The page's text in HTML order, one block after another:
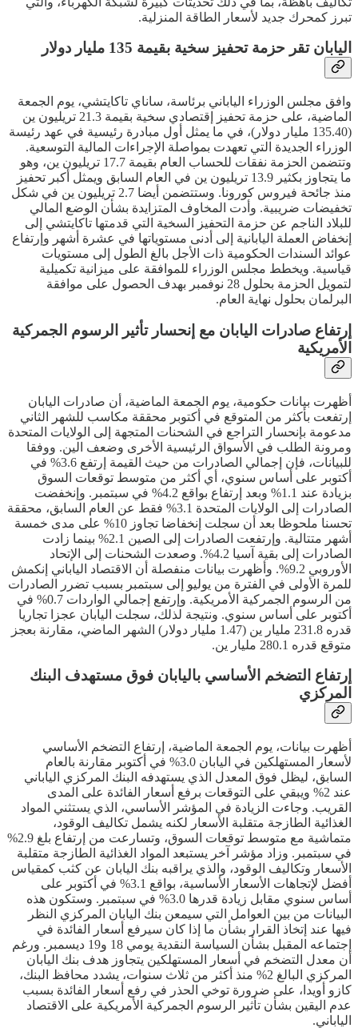
تبرز كمحرك جديد لأسعار الطاقة المنزلية.
اليابان تقر حزمة تحفيز سخية بقيمة 135 مليار دولار
وافق مجلس الوزراء الياباني برئاسة، ساناي تاكايتشي، يوم الجمعة
الماضية، على حزمة تحفيز إقتصادي سخية بقيمة 21.3 تريليون ين
(135.40 مليار دولار)، في ما يمثل أول مبادرة رئيسية في عهد رئيسة
الوزراء الجديدة التي تعهدت بمواصلة الإجراءات المالية التوسعية.
وتتضمن الحزمة نفقات للحساب العام بقيمة 17.7 تريليون ين، وهو
ما يتجاوز بكثير 13.9 تريليون ين في العام السابق ويمثل أكبر تحفيز
منذ جائحة فيروس كورونا. وستتضمن أيضا 2.7 تريليون ين في شكل
تخفيضات ضريبية. وأدت المخاوف المتزايدة بشأن الوضع المالي
للبلاد الناجم عن حزمة التحفيز السخية التي قدمتها تاكايتشي إلى
إنخفاض العملة اليابانية إلى أدنى مستوياتها في عشرة أشهر وإرتفاع
عوائد السندات الحكومية ذات الأجل بالغ الطول إلى مستويات
قياسية. ويخطط مجلس الوزراء للموافقة على ميزانية تكميلية
لتمويل الحزمة بحلول 28 نوفمبر بهدف الحصول على موافقة
البرلمان بحلول نهاية العام.
إرتفاع صادرات اليابان مع إنحسار تأثير الرسوم الجمركية
الأمريكية
أظهرت بيانات حكومية، يوم الجمعة الماضية، أن صادرات اليابان
إرتفعت بأكثر من المتوقع في أكتوبر محققة مكاسب للشهر الثاني
مدعومة بإنحسار التراجع في الشحنات المتجهة إلى الولايات المتحدة
ومرونة الطلب في الأسواق الرئيسية الأخرى وضعف الين. ووفقا
للبيانات، فإن إجمالي الصادرات من حيث القيمة إرتفع 3.6% في
أكتوبر على أساس سنوي، أي أكثر من متوسط توقعات السوق
بزيادة عند 1.1% وبعد إرتفاع بواقع 4.2% في سبتمبر. وإنخفضت
الصادرات إلى الولايات المتحدة 3.1% فقط عن العام السابق، محققة
تحسنا ملحوظا بعد أن سجلت إنخفاضا تجاوز 10% على مدى خمسة
أشهر متتالية. وإرتفعت الصادرات إلى الصين 2.1% بينما زادت
الصادرات إلى بقية آسيا 4.2%. وصعدت الشحنات إلى الإتحاد
الأوروبي 9.2%. وأظهرت بيانات منفصلة أن الاقتصاد الياباني إنكمش
للمرة الأولى في الفترة من يوليو إلى سبتمبر بسبب تضرر الصادرات
من الرسوم الجمركية الأمريكية. وإرتفع إجمالي الواردات 0.7% في
أكتوبر على أساس سنوي. ونتيجة لذلك، سجلت اليابان عجزا تجاريا
قدره 231.8 مليار ين (1.47 مليار دولار) الشهر الماضي، مقارنة بعجز
متوقع قدره 280.1 مليار ين.
إرتفاع التضخم الأساسي باليابان فوق مستهدف البنك
المركزي
أظهرت بيانات، يوم الجمعة الماضية، إرتفاع التضخم الأساسي
لأسعار المستهلكين في اليابان 3.0% في أكتوبر مقارنة بالعام
السابق، ليظل فوق المعدل الذي يستهدفه البنك المركزي الياباني
عند 2% ويبقي على التوقعات برفع أسعار الفائدة على المدى
القريب. وجاءت الزيادة في المؤشر الأساسي، الذي يستثني المواد
الغذائية الطازجة متقلبة الأسعار لكنه يشمل تكاليف الوقود،
متماشية مع متوسط توقعات السوق، وتسارعت من إرتفاع بلغ 2.9%
في سبتمبر. وزاد مؤشر آخر يستبعد المواد الغذائية الطازجة متقلبة
الأسعار وتكاليف الوقود، والذي يراقبه بنك اليابان عن كثب كمقياس
أفضل لإتجاهات الأسعار الأساسية، بواقع 3.1% في أكتوبر على
أساس سنوي مقابل زيادة قدرها 3.0% في سبتمبر. وستكون هذه
البيانات من بين العوامل التي سيمعن بنك اليابان المركزي النظر
فيها عند إتخاذ القرار بشأن ما إذا كان سيرفع أسعار الفائدة في
إجتماعه المقبل بشأن السياسة النقدية يومي 18 و19 ديسمبر. ورغم
أن معدل التضخم في أسعار المستهلكين يتجاوز هدف بنك اليابان
المركزي البالغ 2% منذ أكثر من ثلاث سنوات، يشدد محافظ البنك،
كازو أويدا، على ضرورة توخي الحذر في رفع أسعار الفائدة بسبب
عدم اليقين بشأن تأثير الرسوم الجمركية الأمريكية على الاقتصاد
الياباني.